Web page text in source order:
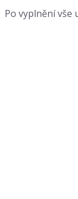
Po vyplnění vše